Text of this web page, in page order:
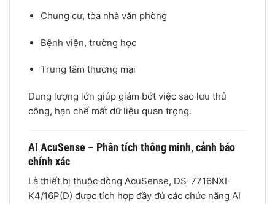
Chung cư, tòa nhà văn phòng
Bệnh viện, trường học
Trung tâm thương mại
Dung lượng lớn giúp giảm bớt việc sao lưu thủ
công, hạn chế mất dữ liệu quan trọng.
AI AcuSense – Phân tích thông minh, cảnh báo
chính xác
Là thiết bị thuộc dòng AcuSense, DS-7716NXI-
K4/16P(D) được tích hợp đầy đủ các chức năng AI